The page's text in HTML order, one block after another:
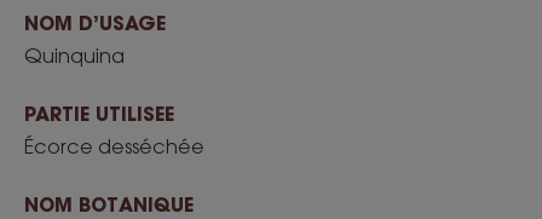
NOM D’USAGE
Quinquina
PARTIE UTILISEE
Écorce desséchée
NOM BOTANIQUE